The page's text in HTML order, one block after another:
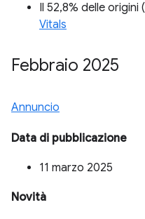
Il 52,8% delle origini (
Vitals
Febbraio 2025
Annuncio
Data di pubblicazione
11 marzo 2025
Novità